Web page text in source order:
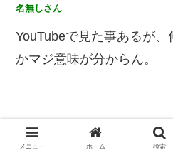
名無しさん
YouTubeで見た事あるが
かマジ意味が分からん。
メニュー ホーム 検索